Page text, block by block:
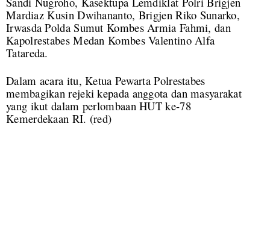
Mardiaz Kusin Dwihananto, Brigjen Riko Sunarko,
Irwasda Polda Sumut Kombes Armia Fahmi, dan
Kapolrestabes Medan Kombes Valentino Alfa
Tatareda.
Dalam acara itu, Ketua Pewarta Polrestabes
membagikan rejeki kepada anggota dan masyarakat
yang ikut dalam perlombaan HUT ke-78
Kemerdekaan RI. (red)